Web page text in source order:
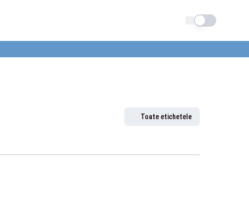
Schimba tema
Toate etichetele